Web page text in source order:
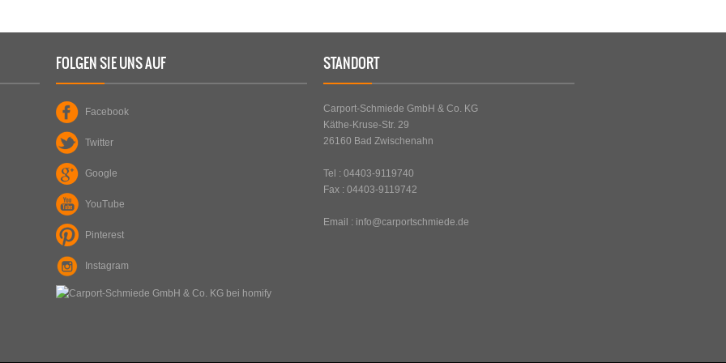
ORT : LÜDERSBURG
ERFAHREN SIE MEHR
ART
STAHLCARPORT / GERÄTERAUM /
SICHTSCHUTZ
TYP :
GERÄTERÄUME UND
FOLGEN SIE UNS AUF
Facebook
Twitter
Google
YouTube
Pinterest
Instagram
STANDORT
Carport-Schmiede GmbH & Co. KG
Käthe-Kruse-Str. 29
26160 Bad Zwischenahn
Tel : 04403-9119740
Fax : 04403-9119742
Email : info@carportschmiede.de